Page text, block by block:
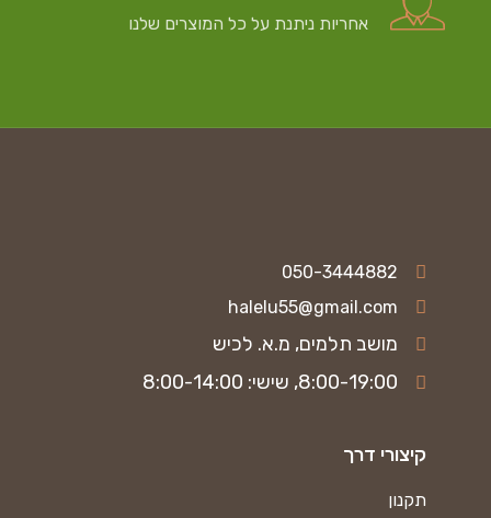
אחריות ניתנת על כל המוצרים שלנו
050-3444882
halelu55@gmail.com
מושב תלמים, מ.א. לכיש
8:00-19:00, שישי: 8:00-14:00
קיצורי דרך
תקנון